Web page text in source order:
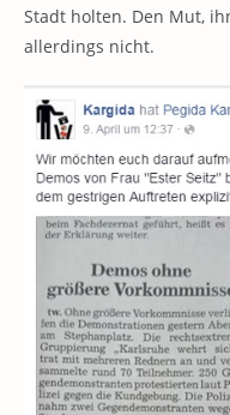
Stadt holten. Den Mut,
allerdings nicht.